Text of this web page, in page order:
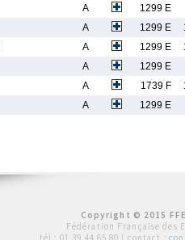
A
1299 E
A 1299 E
A 1299 E
A
1299 E
A 1739 F
A 1299 E
Copyright © 2015
Fédération Française des
tél : 01 39 44 65 80 | contact :